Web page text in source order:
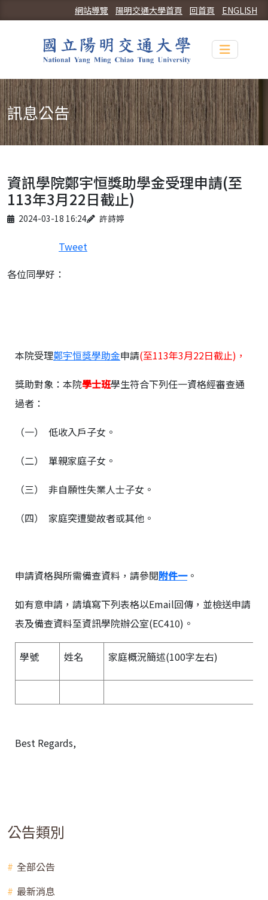
ENGLISH
回首頁
陽明交通大學首頁
網站導覽
Toggle
訊息公告
資訊學院鄭宇恒獎助學金受理申請(至
113年3月22日截止)
Published on
2024-03-18 16:24
Author 許詩婷
Tweet
各位同學好：
本院受理鄭宇恒獎學助金申請(至113年3月22日截止)，
獎助對象：本院學士班學生符合下列任一資格經審查通
過者：
（一） 低收入戶子女。
（二） 單親家庭子女。
（三） 非自願性失業人士子女。
（四） 家庭突遭變故者或其他。
申請資格與所需備查資料，請參閱附件一。
如有意申請，請填寫下列表格以Email回傳，並檢送申請
表及備查資料至資訊學院辦公室(EC410)。
學號 姓名 家庭概況簡述(100字左右)
Best Regards,
公告類別
全部公告
最新消息